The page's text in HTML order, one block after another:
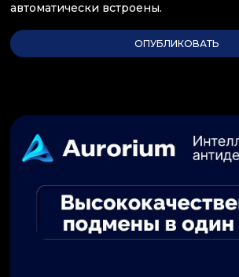
автоматически встроены.